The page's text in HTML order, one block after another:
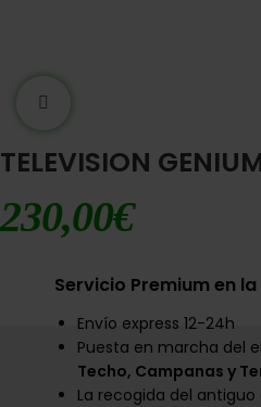
TELEVISION
230,00€
Servicio Premium en
Envío express 12-24h
Puesta en marcha del
Techo, Campanas y
La recogida del